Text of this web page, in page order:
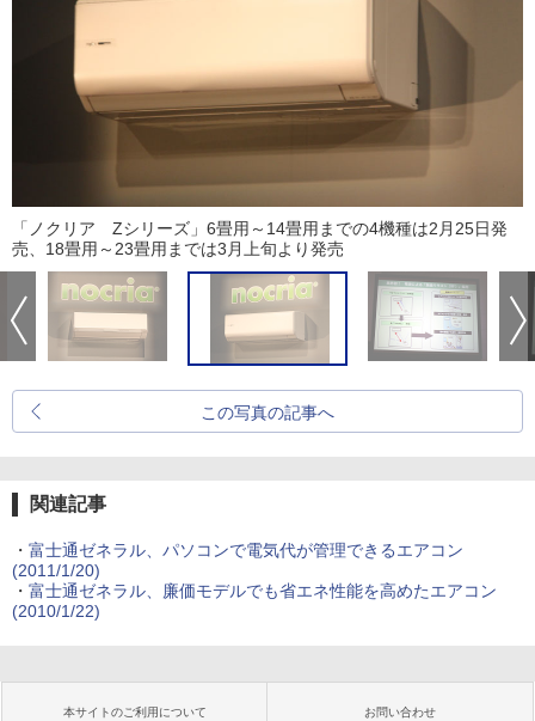
「ノクリア Zシリーズ」6畳用～14畳用までの4機種は2月25日発
売、18畳用～23畳用までは3月上旬より発売
この写真の記事へ
関連記事
・ 富士通ゼネラル、パソコンで電気代が管理できるエアコン
(2011/1/20)
・ 富士通ゼネラル、廉価モデルでも省エネ性能を高めたエアコン
(2010/1/22)
本サイトのご利用について お問い合わせ